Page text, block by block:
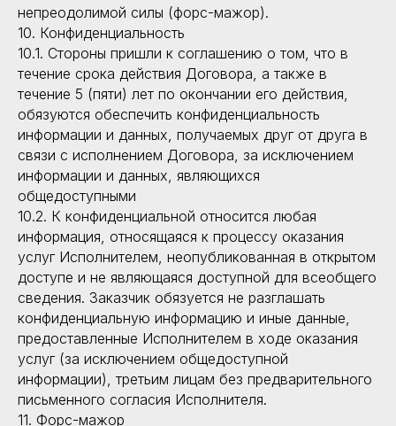
непреодолимой силы (форс-мажор).
10. Конфиденциальность
10.1. Стороны пришли к соглашению о том, что в
течение срока действия Договора, а также в
течение 5 (пяти) лет по окончании его действия,
обязуются обеспечить конфиденциальность
информации и данных, получаемых друг от друга в
связи с исполнением Договора, за исключением
информации и данных, являющихся
общедоступными
10.2. К конфиденциальной относится любая
информация, относящаяся к процессу оказания
услуг Исполнителем, неопубликованная в открытом
доступе и не являющаяся доступной для всеобщего
сведения. Заказчик обязуется не разглашать
конфиденциальную информацию и иные данные,
предоставленные Исполнителем в ходе оказания
услуг (за исключением общедоступной
информации), третьим лицам без предварительного
письменного согласия Исполнителя.
11. Форс-мажор